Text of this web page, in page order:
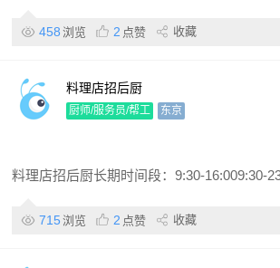
458 浏览 2 点赞 收藏
料理店招后厨
厨师/服务员/帮工 东京
料理店招后厨长期时间段：9:30-16:009:30-
715 浏览 2 点赞 收藏